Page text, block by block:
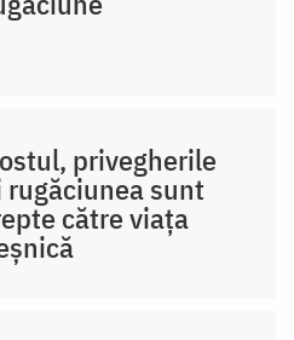
privegherile
rugăciunea sunt
către viața